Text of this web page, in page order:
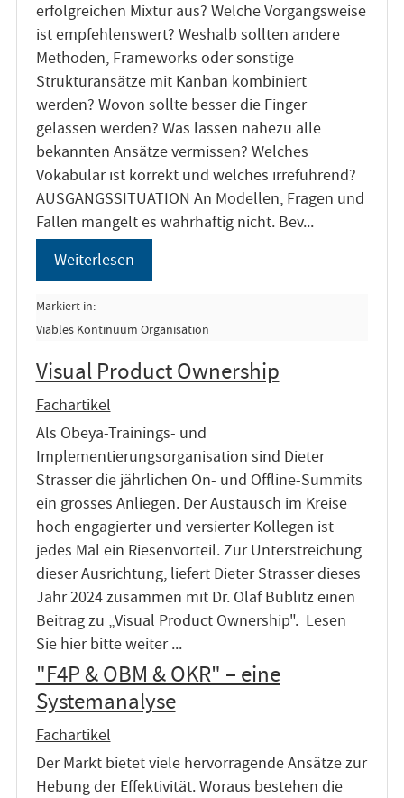
erfolgreichen Mixtur aus? Welche Vorgangsweise
ist empfehlenswert? Weshalb sollten andere
Methoden, Frameworks oder sonstige
Strukturansätze mit Kanban kombiniert
werden? Wovon sollte besser die Finger
gelassen werden? Was lassen nahezu alle
bekannten Ansätze vermissen? Welches
Vokabular ist korrekt und welches irreführend?
AUSGANGSSITUATION An Modellen, Fragen und
Fallen mangelt es wahrhaftig nicht. Bev...
Weiterlesen
Markiert in:
Viables Kontinuum Organisation
Visual Product Ownership
Fachartikel
Als Obeya-Trainings- und
Implementierungsorganisation sind Dieter
Strasser die jährlichen On- und Offline-Summits
ein grosses Anliegen. Der Austausch im Kreise
hoch engagierter und versierter Kollegen ist
jedes Mal ein Riesenvorteil. Zur Unterstreichung
dieser Ausrichtung, liefert Dieter Strasser dieses
Jahr 2024 zusammen mit Dr. Olaf Bublitz einen
Beitrag zu „Visual Product Ownership". Lesen
Sie hier bitte weiter ...
"F4P & OBM & OKR" – eine
Systemanalyse
Fachartikel
Der Markt bietet viele hervorragende Ansätze zur
Hebung der Effektivität. Woraus bestehen die